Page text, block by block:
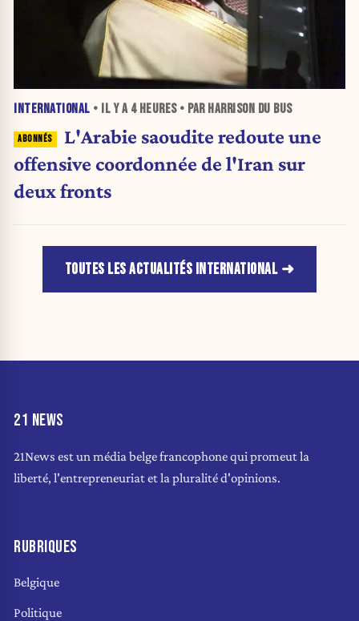
INTERNATIONAL • IL Y A 4 HEURES• PAR HARRISON DU BUS
L'Arabie saoudite redoute une
offensive coordonnée de l'Iran sur
deux fronts
TOUTES LES ACTUALITÉS INTERNATIONAL
21 NEWS
21News est un média belge francophone qui promeut la
liberté, l'entrepreneuriat et la pluralité d'opinions.
RUBRIQUES
Belgique
Politique